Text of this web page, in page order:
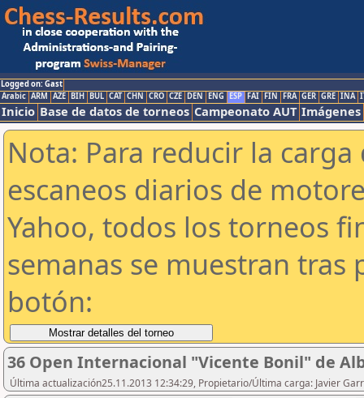
Logged on: Gast
Arabic ARM AZE BIH BUL CAT CHN CRO CZE DEN ENG ESP FAI FIN FRA GER GRE INA
Inicio Base de datos de torneos Campeonato AUT Imágenes
Nota: Para reducir la
escaneos diarios de
Yahoo, todos los torneos
semanas se muestran tras
botón:
36 Open Internacional "Vicente Bonil" de
Última actualización25.11.2013 12:34:29, Propietario/Última carga: Javier